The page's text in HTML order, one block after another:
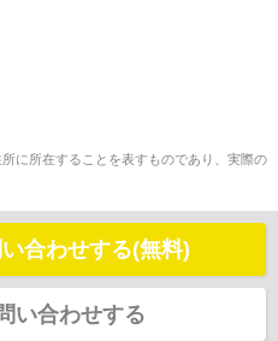
に所在することを表すものであり、実際の
合わせする(無料)
い合わせする